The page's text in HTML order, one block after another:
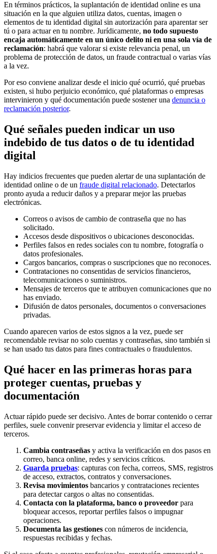
En términos prácticos, la suplantación de identidad online es una
situación en la que alguien utiliza datos, cuentas, imagen o
elementos de tu identidad digital sin autorización para aparentar ser
tú o para actuar en tu nombre. Jurídicamente, no todo supuesto
encaja automáticamente en un único delito ni en una sola vía de
reclamación: habrá que valorar si existe relevancia penal, un
problema de protección de datos, un fraude contractual o varias vías
a la vez.
Por eso conviene analizar desde el inicio qué ocurrió, qué pruebas
existen, si hubo perjuicio económico, qué plataformas o empresas
intervinieron y qué documentación puede sostener una denuncia o
reclamación posterior.
Qué señales pueden indicar un uso
indebido de tus datos o de tu identidad
digital
Hay indicios frecuentes que pueden alertar de una suplantación de
identidad online o de un fraude digital relacionado. Detectarlos
pronto ayuda a reducir daños y a preparar mejor las pruebas
electrónicas.
Correos o avisos de cambio de contraseña que no has
solicitado.
Accesos desde dispositivos o ubicaciones desconocidas.
Perfiles falsos en redes sociales con tu nombre, fotografía o
datos profesionales.
Cargos bancarios, compras o suscripciones que no reconoces.
Contrataciones no consentidas de servicios financieros,
telecomunicaciones o suministros.
Mensajes de terceros que te atribuyen comunicaciones que no
has enviado.
Difusión de datos personales, documentos o conversaciones
privadas.
Cuando aparecen varios de estos signos a la vez, puede ser
recomendable revisar no solo cuentas y contraseñas, sino también si
se han usado tus datos para fines contractuales o fraudulentos.
Qué hacer en las primeras horas para
proteger cuentas, pruebas y
documentación
Actuar rápido puede ser decisivo. Antes de borrar contenido o cerrar
perfiles, suele convenir preservar evidencia y limitar el acceso de
terceros.
Cambia contraseñas y activa la verificación en dos pasos en
correo, banca online, redes y servicios críticos.
Guarda pruebas: capturas con fecha, correos, SMS, registros
de acceso, extractos, contratos y conversaciones.
Revisa movimientos bancarios y contrataciones recientes
para detectar cargos o altas no consentidas.
Contacta con la plataforma, banco o proveedor para
bloquear accesos, reportar perfiles falsos o impugnar
operaciones.
Documenta las gestiones con números de incidencia,
respuestas recibidas y fechas.